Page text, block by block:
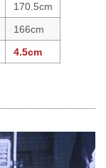
170.5cm
166cm
4.5cm